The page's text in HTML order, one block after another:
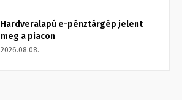
Hardveralapú e-pénztárgép jelent
meg a piacon
2026.08.08.